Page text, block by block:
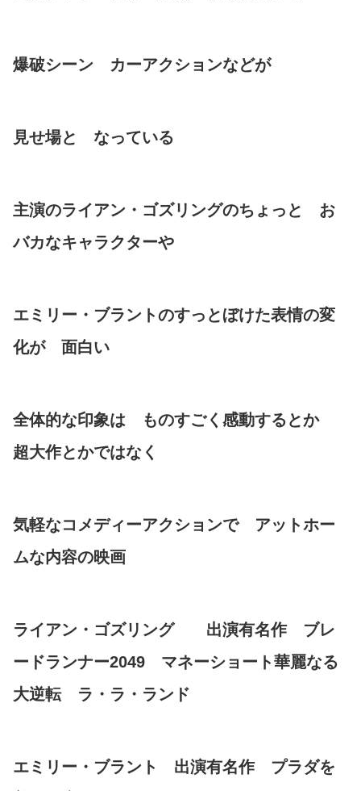
爆破シーン カーアクションなどが
見せ場と なっている
主演のライアン・ゴズリングのちょっと お
バカなキャラクターや
エミリー・ブラントのすっとぼけた表情の変
化が 面白い
全体的な印象は ものすごく感動するとか
超大作とかではなく
気軽なコメディーアクションで アットホー
ムな内容の映画
ライアン・ゴズリング 出演有名作 ブレ
ードランナー2049 マネーショート華麗なる
大逆転 ラ・ラ・ランド
エミリー・ブラント 出演有名作 プラダを